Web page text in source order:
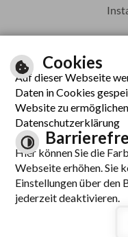
Cookies
Auf dieser Webseite
Daten in Cookies
Website zu
Datenschutzerklärung
Hier können Sie die
Webseite erhöhen. Sie
Einstellungen über
jederzeit deaktivieren.